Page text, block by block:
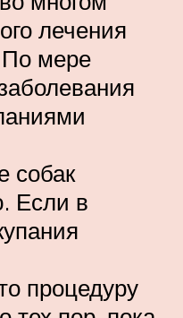
лечения
мере
собак
Если в
процедуру